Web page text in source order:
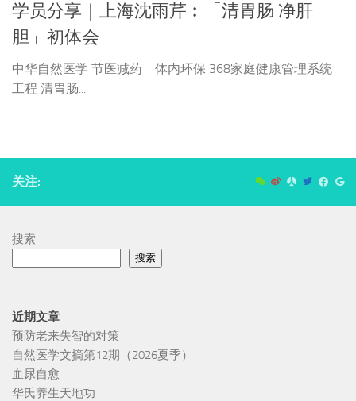
学员分享｜上海沈雨芹︰「清胃肠 净肝
胆」初体会
中华自然医学 节医减药 体内环保 368家庭健康管理系统
工程 清胃肠...
关注:
搜索
搜索
近期文章
预防老来失智的对策
自然医学文摘第12期（2026夏季）
血尿自愈
华氏养生天地功